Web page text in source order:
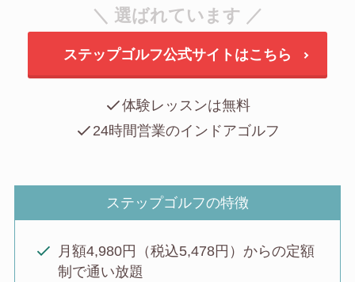
＼ 選ばれています ／
ステップゴルフ公式サイトはこちら
体験レッスンは無料
24時間営業のインドアゴルフ
ステップゴルフの特徴
月額4,980円（税込5,478円）からの定額
制で通い放題